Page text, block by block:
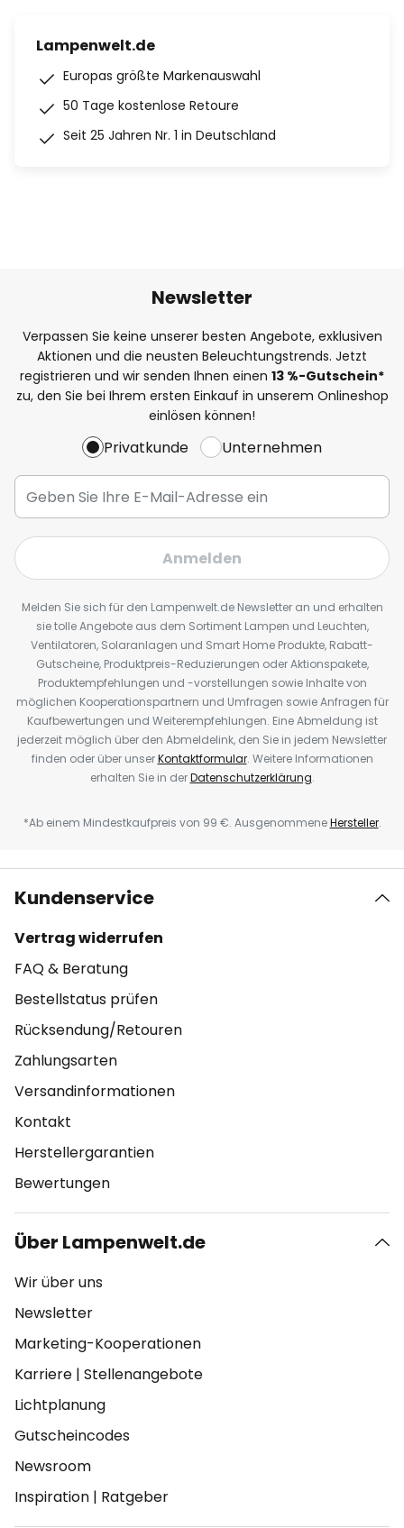
Lampenwelt.de
Europas größte Markenauswahl
50 Tage kostenlose Retoure
Seit 25 Jahren Nr. 1 in Deutschland
Newsletter
Verpassen Sie keine unserer besten Angebote, exklusiven
Aktionen und die neusten Beleuchtungstrends. Jetzt
registrieren und wir senden Ihnen einen 13 %-Gutschein*
zu, den Sie bei Ihrem ersten Einkauf in unserem Onlineshop
einlösen können!
Privatkunde Unternehmen
Anmelden
Melden Sie sich für den Lampenwelt.de Newsletter an und erhalten
sie tolle Angebote aus dem Sortiment Lampen und Leuchten,
Ventilatoren, Solaranlagen und Smart Home Produkte, Rabatt-
Gutscheine, Produktpreis-Reduzierungen oder Aktionspakete,
Produktempfehlungen und -vorstellungen sowie Inhalte von
möglichen Kooperationspartnern und Umfragen sowie Anfragen für
Kaufbewertungen und Weiterempfehlungen. Eine Abmeldung ist
jederzeit möglich über den Abmeldelink, den Sie in jedem Newsletter
finden oder über unserKontaktformular. Weitere Informationen
erhalten Sie in derDatenschutzerklärung.
*Ab einem Mindestkaufpreis von 99 €. AusgenommeneHersteller.
Kundenservice
Vertrag widerrufen
FAQ & Beratung
Bestellstatus prüfen
Rücksendung/Retouren
Zahlungsarten
Versandinformationen
Kontakt
Herstellergarantien
Bewertungen
Über Lampenwelt.de
Wir über uns
Newsletter
Marketing-Kooperationen
Karriere | Stellenangebote
Lichtplanung
Gutscheincodes
Newsroom
Inspiration | Ratgeber